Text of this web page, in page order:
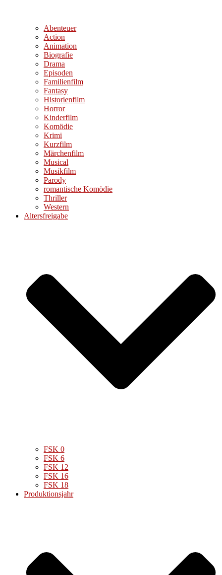
Abenteuer
Action
Animation
Biografie
Drama
Episoden
Familienfilm
Fantasy
Historienfilm
Horror
Kinderfilm
Komödie
Krimi
Kurzfilm
Märchenfilm
Musical
Musikfilm
Parody
romantische Komödie
Thriller
Western
Altersfreigabe
FSK 0
FSK 6
FSK 12
FSK 16
FSK 18
Produktionsjahr